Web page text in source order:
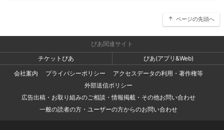
ページの先頭へ
ぴあ関連サイト
チケットぴあ
ぴあ(アプリ&Web)
会社案内
プライバシーポリシー
アクセスデータの利用・著作権等
外部送信ポリシー
広告出稿・お取り組みのご相談・情報掲載・その他お問い合わせ
一般の読者の方・ユーザーの方からのお問い合わせ